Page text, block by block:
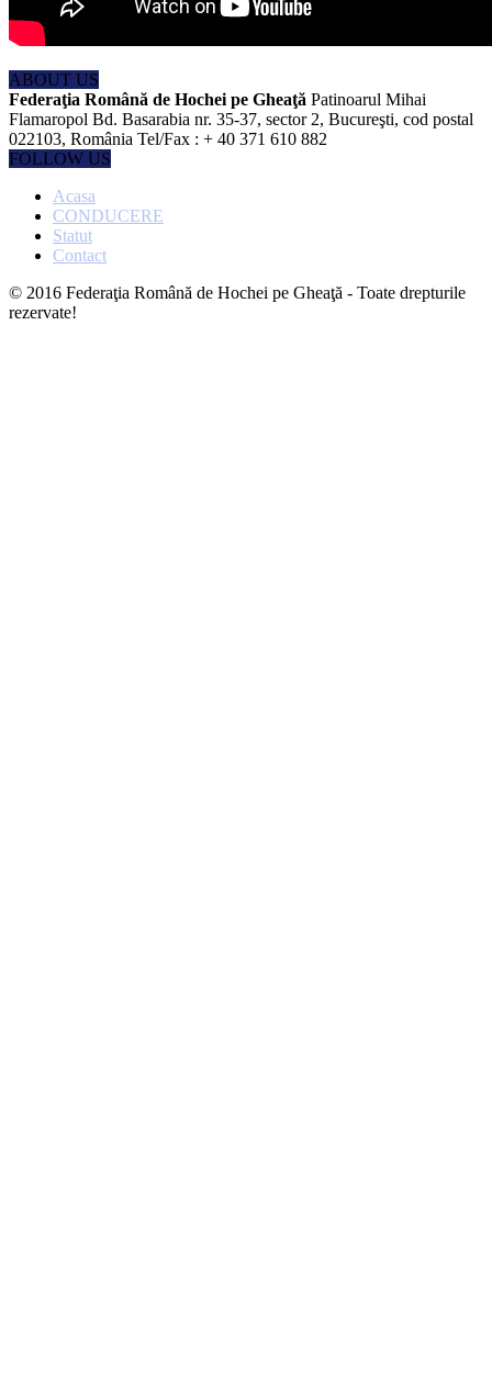
ABOUT US
Federaţia Română de Hochei pe Gheaţă Patinoarul Mihai
Flamaropol Bd. Basarabia nr. 35-37, sector 2, Bucureşti, cod postal
022103, România Tel/Fax : + 40 371 610 882
FOLLOW US
Acasa
CONDUCERE
Statut
Contact
© 2016 Federaţia Română de Hochei pe Gheaţă - Toate drepturile
rezervate!